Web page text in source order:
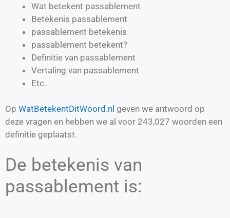
Wat betekent passablement
Betekenis passablement
passablement betekenis
passablement betekent?
Definitie van passablement
Vertaling van passablement
Etc.
Op WatBetekentDitWoord.nl geven we antwoord op
deze vragen en hebben we al voor 243,027 woorden een
definitie geplaatst.
De betekenis van
passablement is: